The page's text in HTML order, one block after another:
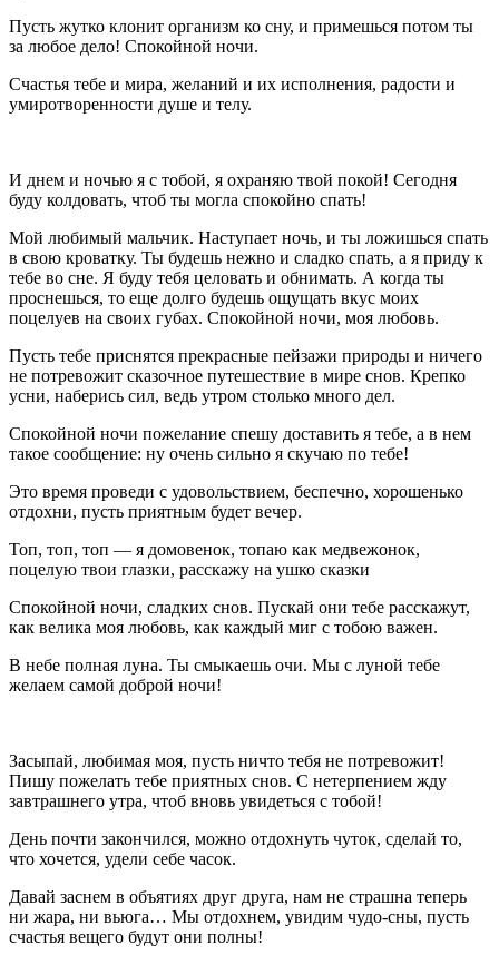
Пусть жутко клонит организм ко сну, и примешься потом ты
за любое дело! Спокойной ночи.
Счастья тебе и мира, желаний и их исполнения, радости и
умиротворенности душе и телу.
И днем и ночью я с тобой, я охраняю твой покой! Сегодня
буду колдовать, чтоб ты могла спокойно спать!
Мой любимый мальчик. Наступает ночь, и ты ложишься спать
в свою кроватку. Ты будешь нежно и сладко спать, а я приду к
тебе во сне. Я буду тебя целовать и обнимать. А когда ты
проснешься, то еще долго будешь ощущать вкус моих
поцелуев на своих губах. Спокойной ночи, моя любовь.
Пусть тебе приснятся прекрасные пейзажи природы и ничего
не потревожит сказочное путешествие в мире снов. Крепко
усни, наберись сил, ведь утром столько много дел.
Спокойной ночи пожелание спешу доставить я тебе, а в нем
такое сообщение: ну очень сильно я скучаю по тебе!
Это время проведи с удовольствием, беспечно, хорошенько
отдохни, пусть приятным будет вечер.
Топ, топ, топ — я домовенок, топаю как медвежонок,
поцелую твои глазки, расскажу на ушко сказки
Спокойной ночи, сладких снов. Пускай они тебе расскажут,
как велика моя любовь, как каждый миг с тобою важен.
В небе полная луна. Ты смыкаешь очи. Мы с луной тебе
желаем самой доброй ночи!
Засыпай, любимая моя, пусть ничто тебя не потревожит!
Пишу пожелать тебе приятных снов. С нетерпением жду
завтрашнего утра, чтоб вновь увидеться с тобой!
День почти закончился, можно отдохнуть чуток, сделай то,
что хочется, удели себе часок.
Давай заснем в объятиях друг друга, нам не страшна теперь
ни жара, ни вьюга… Мы отдохнем, увидим чудо-сны, пусть
счастья вещего будут они полны!